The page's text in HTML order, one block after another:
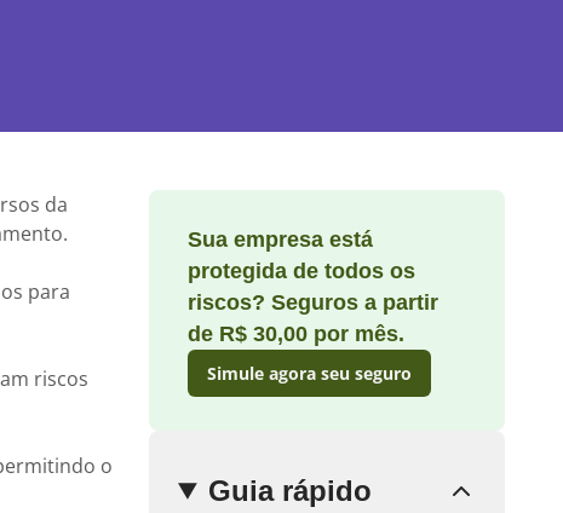
da
para
riscos
o
Sua empresa está
protegida de todos os
riscos? Seguros a partir
de R$ 30,00 por mês.
Simule agora seu seguro
Guia rápido